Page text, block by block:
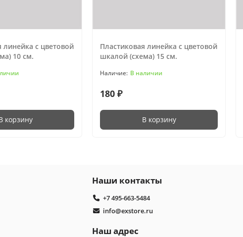
линейка с цветовой
10 см.
корзину
Пластиковая линейка с цветовой
шкалой (схема) 15 см.
В наличии
180 ₽
В корзину
Наши контакты
+7 495-663-5484
info@exstore.ru
Наш адрес